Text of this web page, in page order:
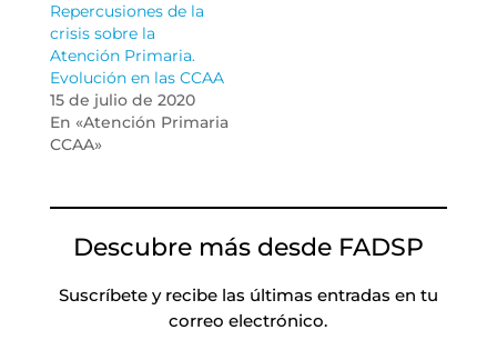
Repercusiones de la
crisis sobre la
Atención Primaria.
Evolución en las CCAA
15 de julio de 2020
En «Atención Primaria
CCAA»
Descubre más desde FADSP
Suscríbete y recibe las últimas entradas en tu
correo electrónico.